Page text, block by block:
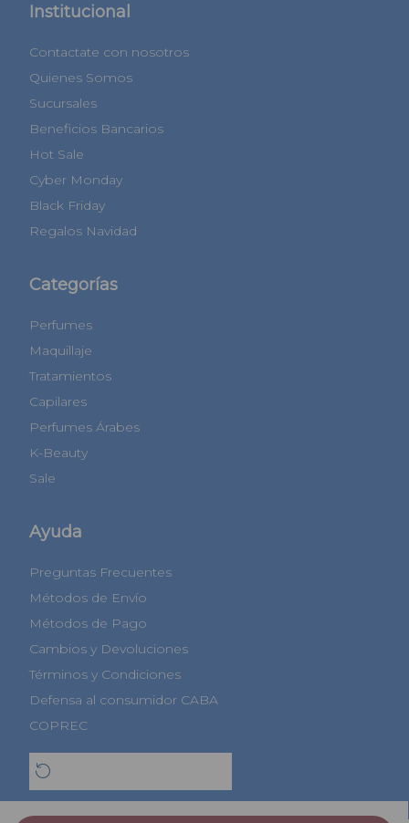
Institucional
Contactate con nosotros
Quienes Somos
Sucursales
Beneficios Bancarios
Hot Sale
Cyber Monday
Black Friday
Regalos Navidad
Categorías
Perfumes
Maquillaje
Tratamientos
Capilares
Perfumes Árabes
K-Beauty
Sale
Ayuda
Preguntas Frecuentes
Métodos de Envío
Métodos de Pago
Cambios y Devoluciones
Términos y Condiciones
Defensa al consumidor CABA
COPREC